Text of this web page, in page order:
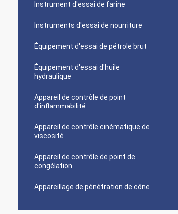
Instrument d'essai de farine
Instruments d'essai de nourriture
Équipement d'essai de pétrole brut
Équipement d'essai d'huile
hydraulique
Appareil de contrôle de point
d'inflammabilité
Appareil de contrôle cinématique de
viscosité
Appareil de contrôle de point de
congélation
Appareillage de pénétration de cône